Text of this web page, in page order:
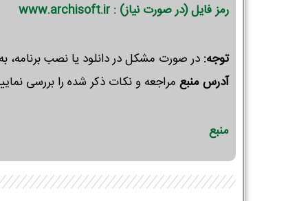
رمز فایل (در صورت نیاز) : www.archisoft.ir
توجه: در صورت مشکل در دانلود یا نصب برنامه،
آدرس منبعمراجعه و نکات ذکر شده را بررسی
منبع